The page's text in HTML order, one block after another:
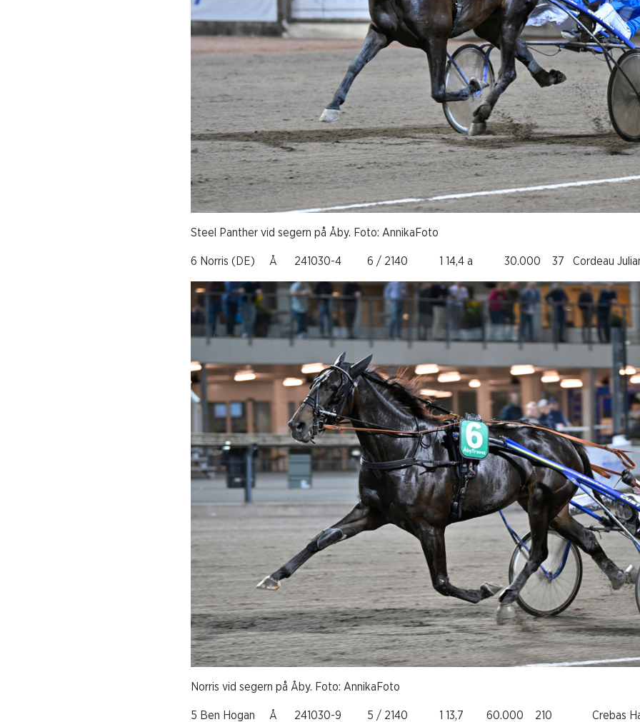
Steel Panther vid segern på Åby. Foto: AnnikaFoto
6 Norris (DE) Å 241030-4 6 / 2140 1 14,4 a 30.000 37 Cordeau Julian
Norris vid segern på Åby. Foto: AnnikaFoto
5 Ben Hogan Å 241030-9 5 / 2140 1 13,7 60.000 210 Crebas